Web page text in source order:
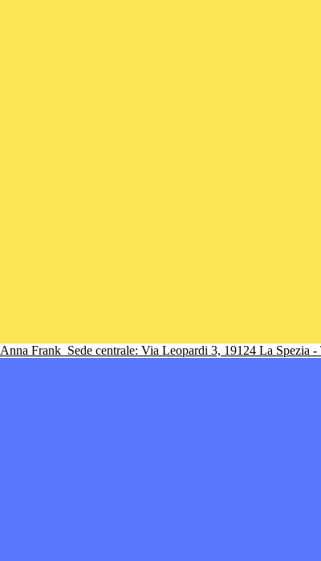
Anna Frank Sede centrale: Via Leopardi 3, 19124 La Spezia -